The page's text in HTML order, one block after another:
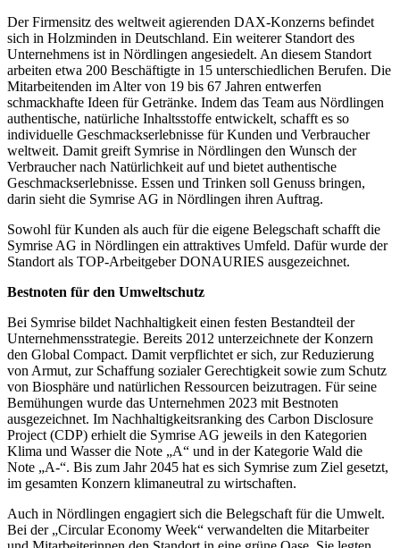
Der Firmensitz des weltweit agierenden DAX-Konzerns befindet
sich in Holzminden in Deutschland. Ein weiterer Standort des
Unternehmens ist in Nördlingen angesiedelt. An diesem Standort
arbeiten etwa 200 Beschäftigte in 15 unterschiedlichen Berufen. Die
Mitarbeitenden im Alter von 19 bis 67 Jahren entwerfen
schmackhafte Ideen für Getränke. Indem das Team aus Nördlingen
authentische, natürliche Inhaltsstoffe entwickelt, schafft es so
individuelle Geschmackserlebnisse für Kunden und Verbraucher
weltweit. Damit greift Symrise in Nördlingen den Wunsch der
Verbraucher nach Natürlichkeit auf und bietet authentische
Geschmackserlebnisse. Essen und Trinken soll Genuss bringen,
darin sieht die Symrise AG in Nördlingen ihren Auftrag.
Sowohl für Kunden als auch für die eigene Belegschaft schafft die
Symrise AG in Nördlingen ein attraktives Umfeld. Dafür wurde der
Standort als TOP-Arbeitgeber DONAURIES ausgezeichnet.
Bestnoten für den Umweltschutz
Bei Symrise bildet Nachhaltigkeit einen festen Bestandteil der
Unternehmensstrategie. Bereits 2012 unterzeichnete der Konzern
den Global Compact. Damit verpflichtet er sich, zur Reduzierung
von Armut, zur Schaffung sozialer Gerechtigkeit sowie zum Schutz
von Biosphäre und natürlichen Ressourcen beizutragen. Für seine
Bemühungen wurde das Unternehmen 2023 mit Bestnoten
ausgezeichnet. Im Nachhaltigkeitsranking des Carbon Disclosure
Project (CDP) erhielt die Symrise AG jeweils in den Kategorien
Klima und Wasser die Note „A“ und in der Kategorie Wald die
Note „A-“. Bis zum Jahr 2045 hat es sich Symrise zum Ziel gesetzt,
im gesamten Konzern klimaneutral zu wirtschaften.
Auch in Nördlingen engagiert sich die Belegschaft für die Umwelt.
Bei der „Circular Economy Week“ verwandelten die Mitarbeiter